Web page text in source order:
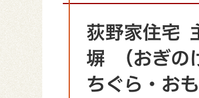
荻野家住宅
塀 （おぎの
ちぐら・お